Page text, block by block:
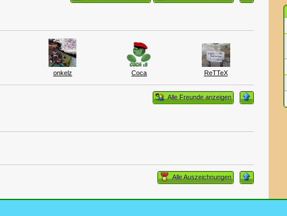
onkelz Coca ReTTeX
Alle Freunde anzeigen
Alle Auszeichnungen